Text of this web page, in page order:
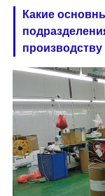
Какие